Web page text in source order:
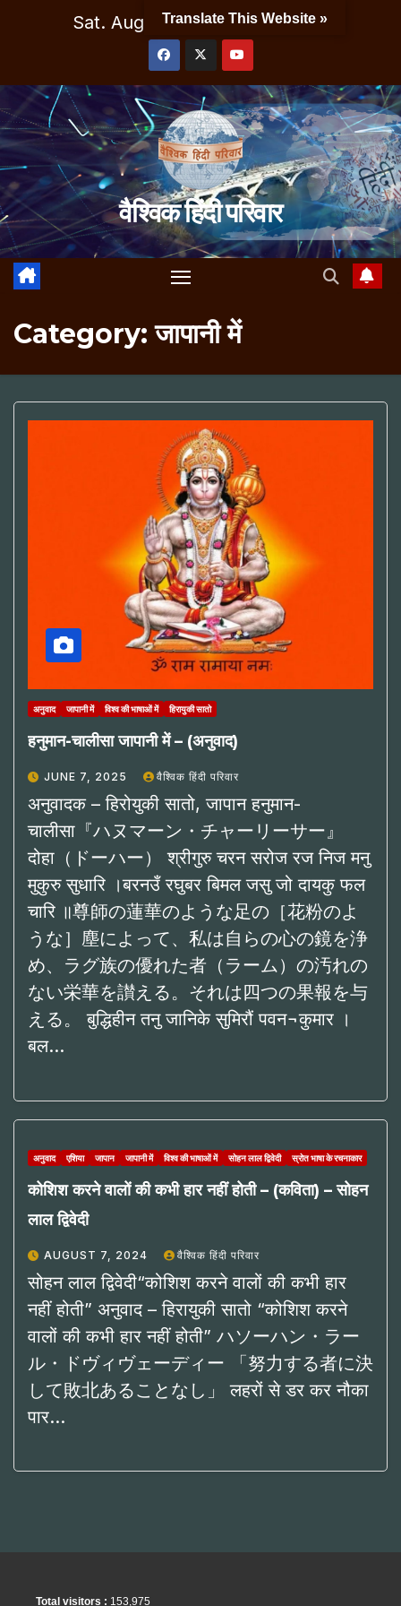
Sat. Aug 8th, 2026 4:13:18 AM
वैश्विक हिंदी परिवार
Category:जापानी में
अनुवाद जापानी में विश्व की भाषाओं में हिरायुकी सातो
हनुमान-चालीसा जापानी में – (अनुवाद)
JUNE 7, 2025 वैश्विक हिंदी परिवार
अनुवादक – हिरोयुकी सातो, जापान हनुमान-
चालीसा『ハヌマーン・チャーリーサー』
दोहा（ドーハー） श्रीगुरु चरन सरोज रज निज मनु
मुकुरु सुधारि ।बरनउँ रघुबर बिमल जसु जो दायकु फल
चारि ॥尊師の蓮華のような足の［花粉のよ
うな］塵によって、私は自らの心の鏡を浄
め、ラグ族の優れた者（ラーム）の汚れの
ない栄華を讃える。それは四つの果報を与
える。 बुद्धिहीन तनु जानिके सुमिरौं पवन¬कुमार ।
बल…
अनुवाद एशिया जापान जापानी में विश्व की भाषाओं में सोहन लाल द्विवेदी स्रोत भाषा के रचनाकार
कोशिश करने वालों की कभी हार नहीं होती – (कविता) – सोहन
लाल द्विवेदी
AUGUST 7, 2024 वैश्विक हिंदी परिवार
सोहन लाल द्विवेदी“कोशिश करने वालों की कभी हार
नहीं होती” अनुवाद – हिरायुकी सातो “कोशिश करने
वालों की कभी हार नहीं होती” ハソーハン・ラー
ル・ドヴィヴェーディー 「努力する者に決
して敗北あることなし」 लहरों से डर कर नौका
पार…
Total visitors : 153,975
Translate This Website »